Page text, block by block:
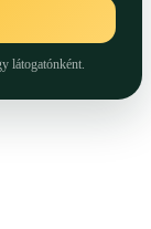
látogatónként.